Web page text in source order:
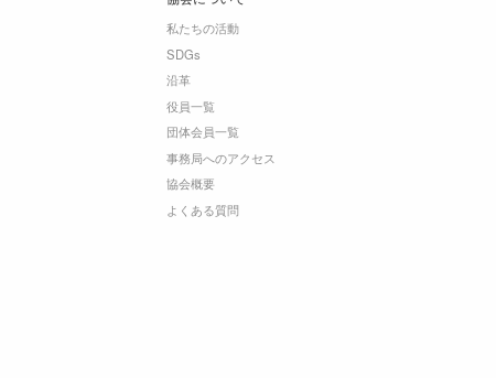
私たちの活動
SDGs
沿革
役員一覧
団体会員一覧
事務局へのアクセス
協会概要
よくある質問